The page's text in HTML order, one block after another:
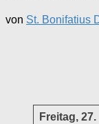
von St. Bonifatius
Freitag,